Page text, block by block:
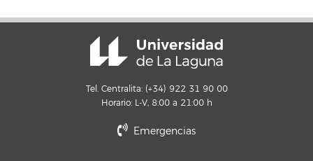
Tel. Centralita: (+34) 922 31 90 00
Horario: L-V, 8:00 a 21:00 h
Emergencias